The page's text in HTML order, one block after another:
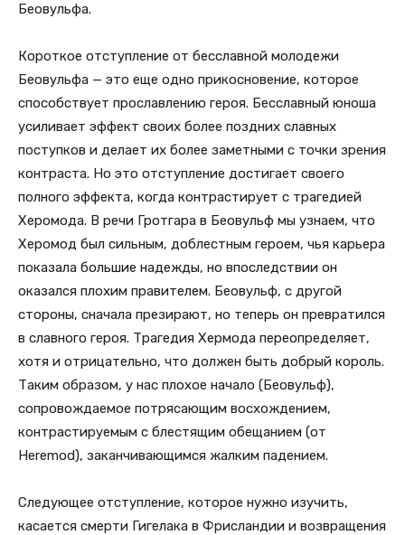
Беовульфа.
Короткое отступление от бесславной молодежи
Беовульфа — это еще одно прикосновение, которое
способствует прославлению героя. Бесславный юноша
усиливает эффект своих более поздних славных
поступков и делает их более заметными с точки зрения
контраста. Но это отступление достигает своего
полного эффекта, когда контрастирует с трагедией
Херомода. В речи Гротгара в Беовульф мы узнаем, что
Херомод был сильным, доблестным героем, чья карьера
показала большие надежды, но впоследствии он
оказался плохим правителем. Беовульф, с другой
стороны, сначала презирают, но теперь он превратился
в славного героя. Трагедия Хермода переопределяет,
хотя и отрицательно, что должен быть добрый король.
Таким образом, у нас плохое начало (Беовульф),
сопровождаемое потрясающим восхождением,
контрастируемым с блестящим обещанием (от
Heremod), заканчивающимся жалким падением.
Следующее отступление, которое нужно изучить,
касается смерти Гигелака в Фрисландии и возвращения